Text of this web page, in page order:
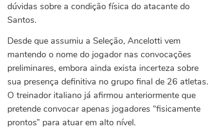
dúvidas sobre a condição física do atacante do
Santos.
Desde que assumiu a Seleção, Ancelotti vem
mantendo o nome do jogador nas convocações
preliminares, embora ainda exista incerteza sobre
sua presença definitiva no grupo final de 26 atletas.
O treinador italiano já afirmou anteriormente que
pretende convocar apenas jogadores “fisicamente
prontos” para atuar em alto nível.